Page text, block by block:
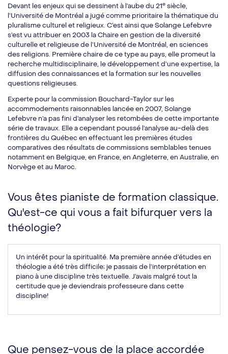
Devant les enjeux qui se dessinent à l’aube du 21e siècle,
l’Université de Montréal a jugé comme prioritaire la thématique du
pluralisme culturel et religieux. C’est ainsi que Solange Lefebvre
s’est vu attribuer en 2003 la Chaire en gestion de la diversité
culturelle et religieuse de l’Université de Montréal, en sciences
des religions. Première chaire de ce type au pays, elle promeut la
recherche multidisciplinaire, le développement d’une expertise, la
diffusion des connaissances et la formation sur les nouvelles
questions religieuses.
Experte pour la commission Bouchard-Taylor sur les
accommodements raisonnables lancée en 2007, Solange
Lefebvre n’a pas fini d’analyser les retombées de cette importante
série de travaux. Elle a cependant poussé l’analyse au-delà des
frontières du Québec en effectuant les premières études
comparatives des résultats de commissions semblables tenues
notamment en Belgique, en France, en Angleterre, en Australie, en
Norvège et au Maroc.
Vous êtes pianiste de formation classique.
Qu'est-ce qui vous a fait bifurquer vers la
théologie?
Un intérêt pour la spiritualité. Ma première année d’études en
théologie a été très difficile; je passais de l’interprétation en
piano à une discipline très textuelle. J’avais malgré tout la
certitude que je deviendrais professeure dans cette
discipline!
Que pensez-vous de la place accordée